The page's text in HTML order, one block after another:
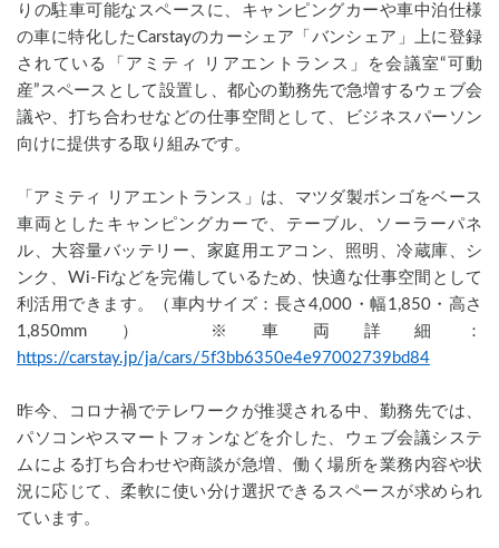
りの駐車可能なスペースに、キャンピングカーや車中泊仕様
の車に特化したCarstayのカーシェア「バンシェア」上に登録
されている「アミティ リアエントランス」を会議室“可動
産”スペースとして設置し、都心の勤務先で急増するウェブ会
議や、打ち合わせなどの仕事空間として、ビジネスパーソン
向けに提供する取り組みです。
「アミティ リアエントランス」は、マツダ製ボンゴをベース
車両としたキャンピングカーで、テーブル、ソーラーパネ
ル、大容量バッテリー、家庭用エアコン、照明、冷蔵庫、シ
ンク、Wi-Fiなどを完備しているため、快適な仕事空間として
利活用できます。（車内サイズ：長さ4,000・幅1,850・高さ
1,850mm） ※車両詳細：
https://carstay.jp/ja/cars/5f3bb6350e4e97002739bd84
昨今、コロナ禍でテレワークが推奨される中、勤務先では、
パソコンやスマートフォンなどを介した、ウェブ会議システ
ムによる打ち合わせや商談が急増、働く場所を業務内容や状
況に応じて、柔軟に使い分け選択できるスペースが求められ
ています。